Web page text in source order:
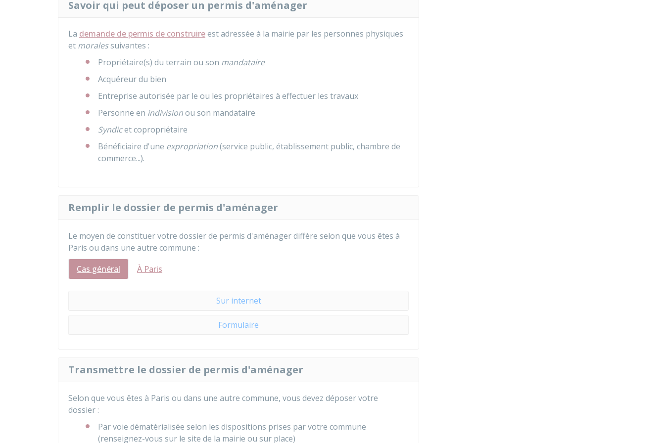
Savoir qui peut déposer un permis d'aménager
La demande de permis de construireest adressée à la mairie par les personnes physiques
et moralessuivantes :
Propriétaire(s) du terrain ou son mandataire
Acquéreur du bien
Entreprise autorisée par le ou les propriétaires à effectuer les travaux
Personne en indivisionou son mandataire
Syndicet copropriétaire
Bénéficiaire d'une expropriation(service public, établissement public, chambre de
commerce...).
Remplir le dossier de permis d'aménager
Le moyen de constituer votre dossier de permis d'aménager diffère selon que vous êtes à
Paris ou dans une autre commune :
Cas général
À Paris
Sur internet
Formulaire
Transmettre le dossier de permis d'aménager
Selon que vous êtes à Paris ou dans une autre commune, vous devez déposer votre
dossier :
Par voie dématérialisée selon les dispositions prises par votre commune
(renseignez-vous sur le site de la mairie ou sur place)